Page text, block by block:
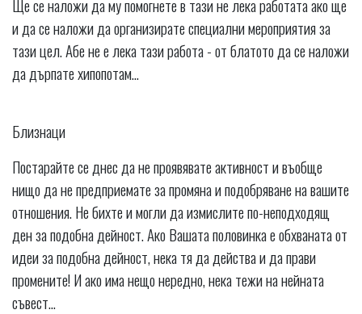
Ще се наложи да му помогнете в тази не лека работата ако ще
и да се наложи да организирате специални мероприятия за
тази цел. Абе не е лека тази работа - от блатото да се наложи
да дърпате хипопотам...
Близнаци
Постарайте се днес да не проявявате активност и въобще
нищо да не предприемате за промяна и подобряване на вашите
отношения. Не бихте и могли да измислите по-неподходящ
ден за подобна дейност. Ако Вашата половинка е обхваната от
идеи за подобна дейност, нека тя да действа и да прави
промените! И ако има нещо нередно, нека тежи на нейната
съвест...